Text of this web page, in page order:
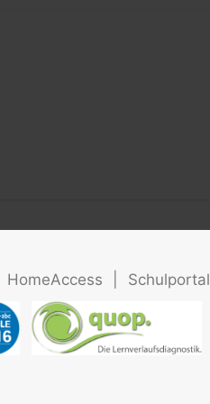
HomeAccess Schulportal